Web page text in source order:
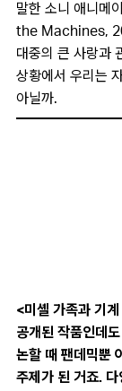
말한 소니 애니메
the Machines,
대중의 큰 사랑과
상황에서 우리는
아닐까.
<미셸 가족과 기
공개된 작품인데
논할 때 팬데믹뿐
주제가 된 거죠.